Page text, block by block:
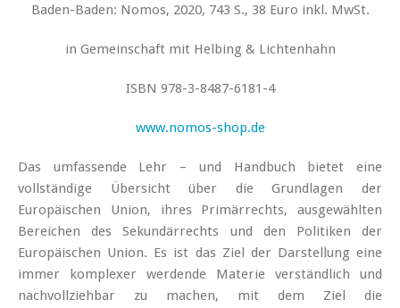
Baden-Baden: Nomos, 2020, 743 S., 38 Euro inkl. MwSt.
in Gemeinschaft mit Helbing & Lichtenhahn
ISBN 978-3-8487-6181-4
www.nomos-shop.de
Das umfassende Lehr – und Handbuch bietet eine
vollständige Übersicht über die Grundlagen der
Europäischen Union, ihres Primärrechts, ausgewählten
Bereichen des Sekundärrechts und den Politiken der
Europäischen Union. Es ist das Ziel der Darstellung eine
immer komplexer werdende Materie verständlich und
nachvollziehbar zu machen, mit dem Ziel die